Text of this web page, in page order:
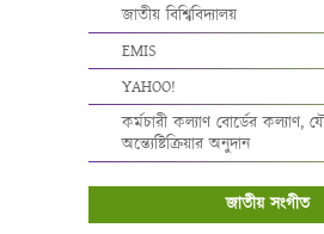
জাতীয় বিশ্বিবিদ্যালয়
EMIS
YAHOO!
কর্মচারী কল্যাণ বোর্ডের কল্যাণ,
অন্ত্যেষ্টিক্রিয়ার অনুদান
জাতীয় সংগীত